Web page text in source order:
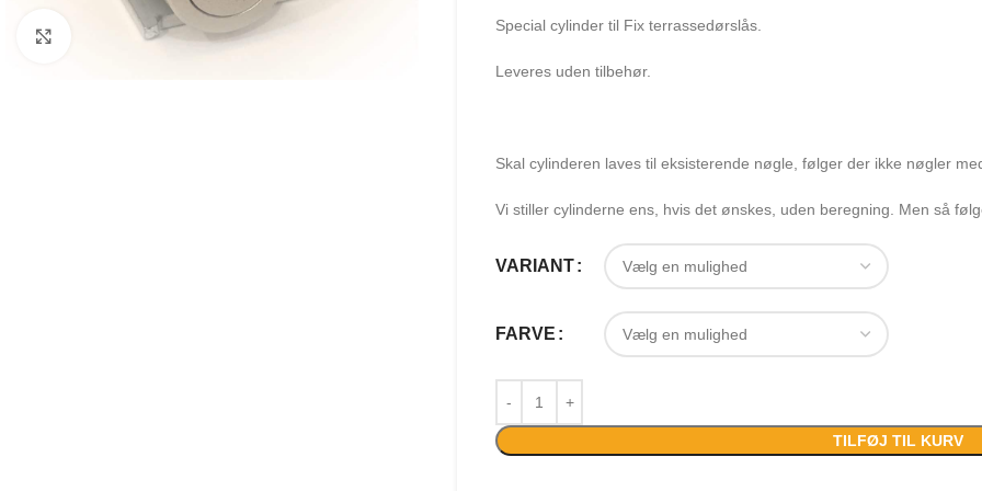
Click to enlarge
Special cylinder til Fix terrassedørslås.
Leveres uden tilbehør.
Skal cylinderen laves til eksisterende nøgle, følger der ikke nøgler
Vi stiller cylinderne ens, hvis det ønskes, uden beregning. Men så
VARIANT
FARVE
TILFØJ TIL KURV